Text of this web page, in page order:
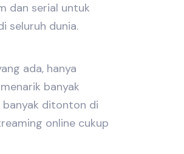
dan serial untuk
seluruh dunia.
ada, hanya
banyak
banyak ditonton di
online cukup